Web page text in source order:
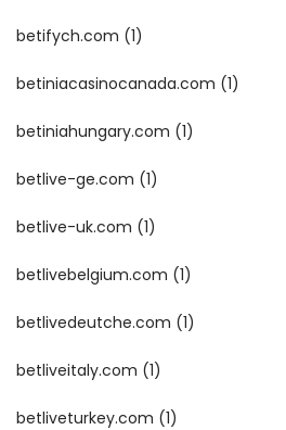
betifych.com (1)
betiniacasinocanada.com (1)
betiniahungary.com (1)
betlive-ge.com (1)
betlive-uk.com (1)
betlivebelgium.com (1)
betlivedeutche.com (1)
betliveitaly.com (1)
betliveturkey.com (1)